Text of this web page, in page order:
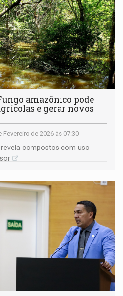
amazônico pode
e gerar novos
Fevereiro de 2026 às 07:30
compostos com uso